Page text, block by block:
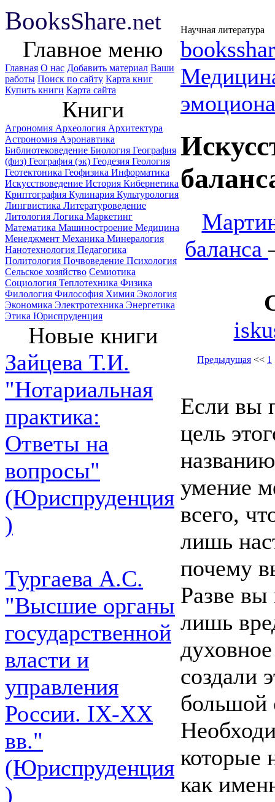
BooksShare.net Научная литература
Главное меню
Главная О нас Добавить материал Ваши
работы Поиск по сайту Карта книг
Купить книги Карта сайта
Книги
Агрономия Археология Архитектура
Астрономия Аэронавтика
Библиотековедение Биология География
(физ) География (эк) Геодезия Геология
Геотектоника Геофизика Информатика
Искусствоведение История Кибернетика
Криптография Кулинария Культурология
Лингвистика Литературоведение
Литология Логика Маркетинг
Математика Машиностроение Медицина
Менеджмент Механика Минералогия
Нанотехнология Педагогика
Политология Почвоведение Психология
Сельское хозяйство Семиотика
Социология Теплотехника Физика
Филология Философия Химия Экология
Экономика Электротехника Энергетика
Этика Юриспруденция
Новые книги
Зайцева Т.И.
"Нотариальная
практика:
Ответы на
вопросы"
(Юриспруденция
)
Тургаева А.С.
"Высшие органы
государственной
власти и
управления
России. IХ-ХХ
вв."
(Юриспруденция
)
баланса
Предыдущая << 1
Если вы
цель
умение
всего,
лишь
почему
Разве
лишь
создали
большой
которые
как